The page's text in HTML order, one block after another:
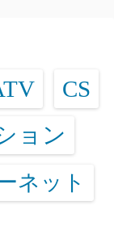
CS
ョン
ネット